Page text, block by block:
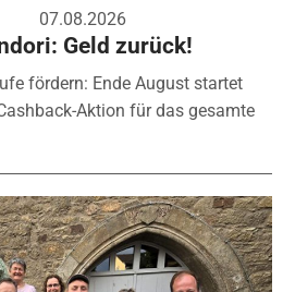
07.08.2026
Geld zurück!
fördern: Ende August startet
Aktion für das gesamte